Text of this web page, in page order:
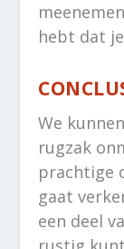
hebt dat
We
rugzak
prachtige
gaat
een deel